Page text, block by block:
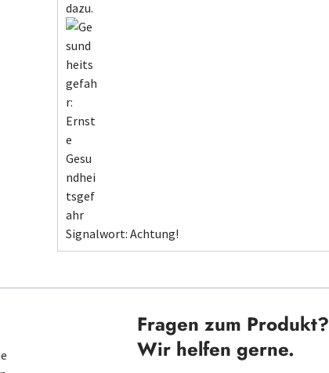
dazu.
Signalwort: Achtung!
Fragen zum Produkt?
Wir helfen gerne.